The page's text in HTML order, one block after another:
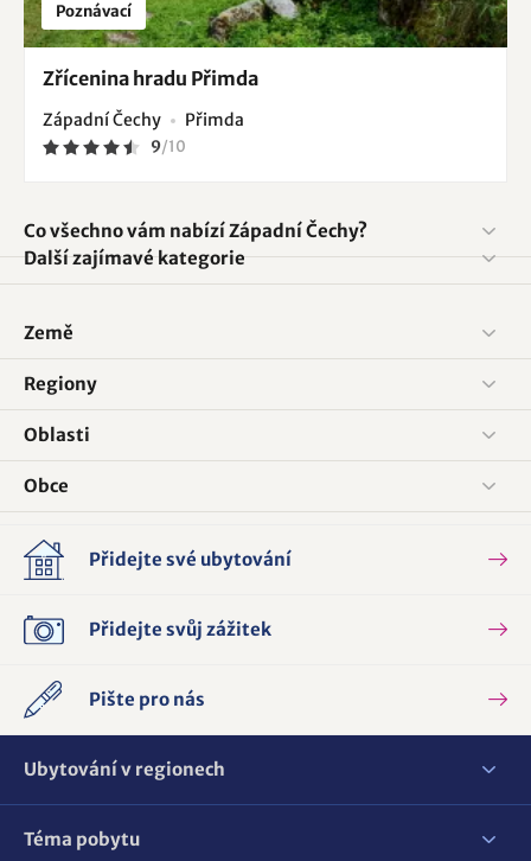
Poznávací
Zřícenina hradu Přimda
Západní Čechy Přimda
9/10
Co všechno vám nabízí Západní Čechy?
Další zajímavé kategorie
Země
Regiony
Oblasti
Obce
Přidejte své ubytování
Přidejte svůj zážitek
Pište pro nás
Ubytování v regionech
Téma pobytu